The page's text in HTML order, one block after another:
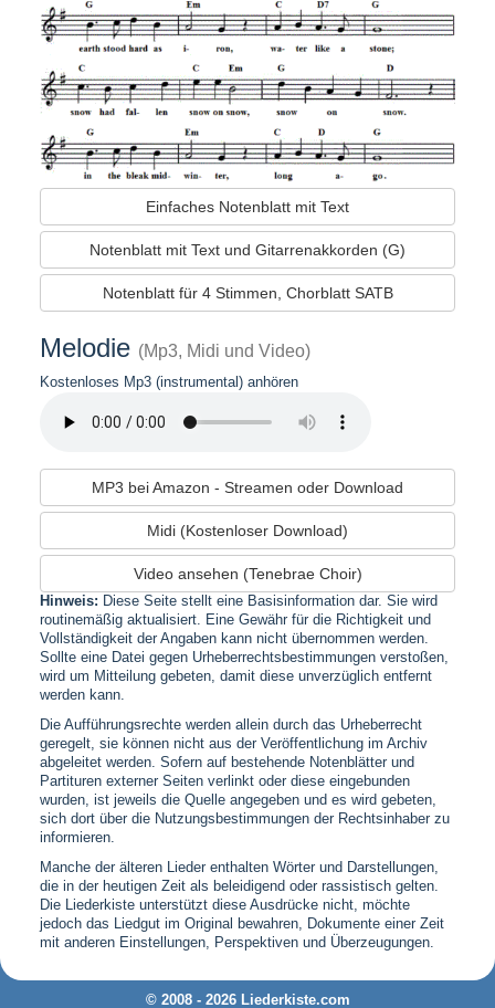
Einfaches Notenblatt mit Text
Notenblatt mit Text und Gitarrenakkorden (G)
Notenblatt für 4 Stimmen, Chorblatt SATB
Melodie (Mp3, Midi und Video)
Kostenloses Mp3 (instrumental) anhören
MP3 bei Amazon - Streamen oder Download
Midi (Kostenloser Download)
Video ansehen (Tenebrae Choir)
Hinweis: Diese Seite stellt eine Basisinformation dar. Sie wird
routinemäßig aktualisiert. Eine Gewähr für die Richtigkeit und
Vollständigkeit der Angaben kann nicht übernommen werden.
Sollte eine Datei gegen Urheberrechtsbestimmungen verstoßen,
wird um Mitteilung gebeten, damit diese unverzüglich entfernt
werden kann.
Die Aufführungsrechte werden allein durch das Urheberrecht
geregelt, sie können nicht aus der Veröffentlichung im Archiv
abgeleitet werden. Sofern auf bestehende Notenblätter und
Partituren externer Seiten verlinkt oder diese eingebunden
wurden, ist jeweils die Quelle angegeben und es wird gebeten,
sich dort über die Nutzungsbestimmungen der Rechtsinhaber zu
informieren.
Manche der älteren Lieder enthalten Wörter und Darstellungen,
die in der heutigen Zeit als beleidigend oder rassistisch gelten.
Die Liederkiste unterstützt diese Ausdrücke nicht, möchte
jedoch das Liedgut im Original bewahren, Dokumente einer Zeit
mit anderen Einstellungen, Perspektiven und Überzeugungen.
© 2008 - 2026 Liederkiste.com